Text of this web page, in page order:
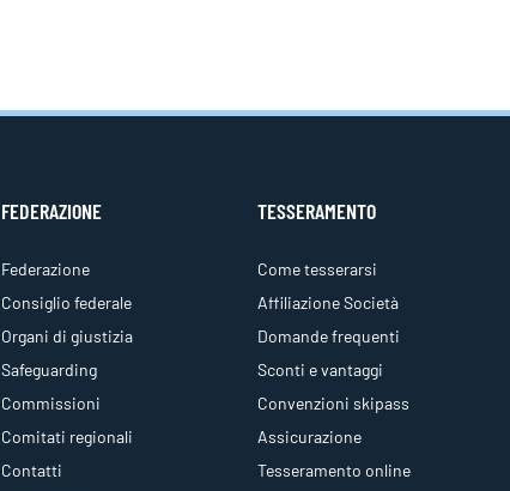
FEDERAZIONE
Federazione
Consiglio federale
Organi di giustizia
Safeguarding
Commissioni
Comitati regionali
Contatti
TESSERAMENTO
Come tesserarsi
Affiliazione Società
Domande frequenti
Sconti e vantaggi
Convenzioni skipass
Assicurazione
Tesseramento online